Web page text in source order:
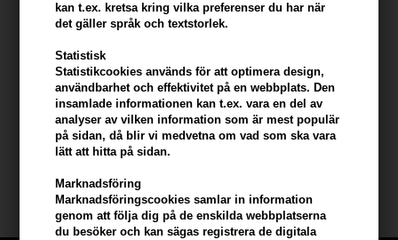
kan t.ex. kretsa kring vilka preferenser du har när
det gäller språk och textstorlek.
Statistisk
Statistikcookies används för att optimera design,
användbarhet och effektivitet på en webbplats. Den
insamlade informationen kan t.ex. vara en del av
analyser av vilken information som är mest populär
på sidan, då blir vi medvetna om vad som ska vara
lätt att hitta på sidan.
Marknadsföring
Marknadsföringscookies samlar in information
genom att följa dig på de enskilda webbplatserna
du besöker och kan sägas registrera de digitala
100% naturligt konserveringsmedel extraherat från sockerrör. Kan
användas för alla hudtyper.
Hur man använder Evolve Liquid Radiance Glykolisk
- Applicera på ren hud med en bomullstuss
Storlek: 100 ml
Evolve Organic Beauty